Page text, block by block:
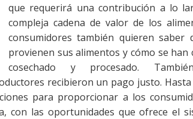
que requerirá una contribución a lo
compleja cadena de valor de los
consumidores también quieren saber
provienen sus alimentos y cómo se han
cosechado y procesado.
recibieron un pago justo.
para proporcionar a los
con las oportunidades que ofrece el